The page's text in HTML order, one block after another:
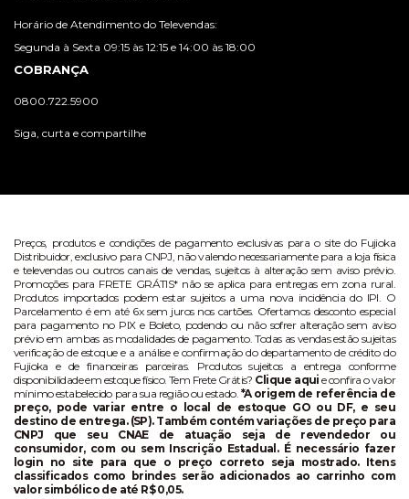
Horário de Atendimento do Televendas:
Segunda à Sexta 09:15 às 12:15 e 14:00 às 18:00
COBRANÇA
0800.722.5900
Siga, curta e compartilhe
Preços, produtos e condições de pagamento exclusivas para o site do Fujioka
Distribuidor, exclusivo para CNPJ, não valendo necessariamente para a loja física
e televendas ou outros canais de vendas, sujeitos à alteração sem aviso prévio.
Promoções para FRETE GRÁTIS* não se aplica para entregas em zona rural.
Produtos importados podem estar sujeitos a uma nova incidência do IPI. O
Parcelamento é em até 6x sem juros nos cartões. Ofertamos desconto especial
para pagamento no PIX e Boleto, podendo ou não sofrer alteração sem aviso
prévio em ambas as modalidades de pagamento. Todas as vendas estão sujeitas
verificação de estoque e a análise e confirmação do departamento de crédito do
Fujioka e de financeiras parceiras. Produtos sujeitos a entrega conforme
disponibilidade em estoque físico. Tem Frete Grátis? Clique aqui e confira o valor
mínimo estabelecido para sua região ou estado. *A origem de referência de
preço, pode variar entre o local de estoque GO ou DF, e seu
destino de entrega. (SP). Também contém variações de preço para
CNPJ que seu CNAE de atuação seja de revendedor ou
consumidor, com ou sem Inscrição Estadual. É necessário fazer
login no site para que o preço correto seja mostrado. Itens
classificados como brindes serão adicionados ao carrinho com
valor simbólico de até R$ 0,05.